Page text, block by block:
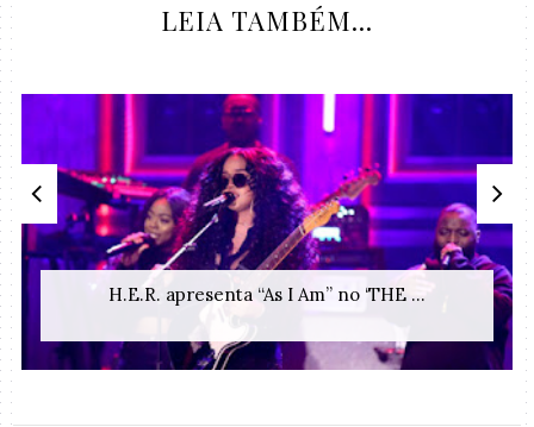
LEIA TAMBÉM...
H.E.R. apresenta “As I Am” no ‘THE ...